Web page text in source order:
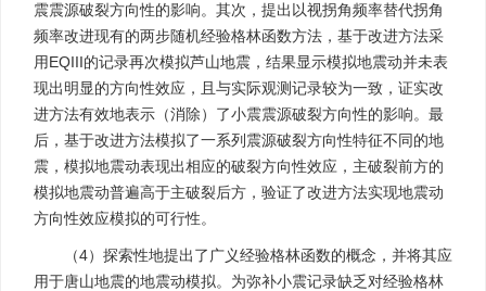
震震源破裂方向性的影响。其次，提出以视拐角频率替代拐角
频率改进现有的两步随机经验格林函数方法，基于改进方法采
用EQIII的记录再次模拟芦山地震，结果显示模拟地震动并未表
现出明显的方向性效应，且与实际观测记录较为一致，证实改
进方法有效地表示（消除）了小震震源破裂方向性的影响。最
后，基于改进方法模拟了一系列震源破裂方向性特征不同的地
震，模拟地震动表现出相应的破裂方向性效应，主破裂前方的
模拟地震动普遍高于主破裂后方，验证了改进方法实现地震动
方向性效应模拟的可行性。
（4）探索性地提出了广义经验格林函数的概念，并将其应
用于唐山地震的地震动模拟。为弥补小震记录缺乏对经验格林